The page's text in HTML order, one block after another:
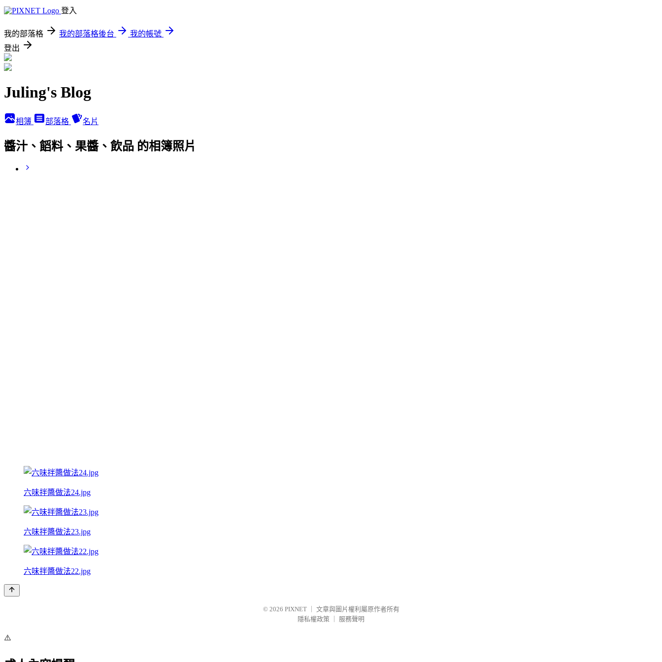
登入
我的部落格 我的部落格後台
我的帳號
登出
Juling's Blog
相簿 部落格 名片
醬汁、饀料、果醬、飲品 的相簿照片
六味拌醬做法24.jpg
六味拌醬做法23.jpg
六味拌醬做法22.jpg
© 2026 PIXNET
文章與圖片權利屬原作者所有
隱私權政策
服務聲明
⚠️